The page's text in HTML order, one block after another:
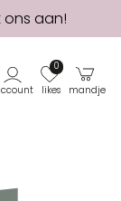
ons aan!
likes
0
mandje